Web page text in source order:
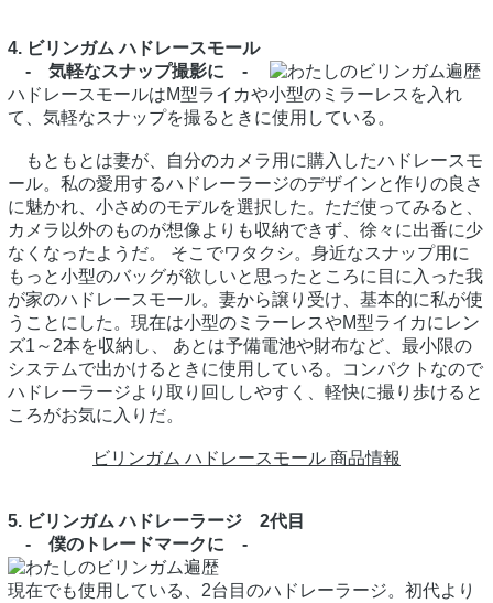
4. ビリンガム ハドレースモール
- 気軽なスナップ撮影に -
ハドレースモールはM型ライカや小型のミラーレスを入れ
て、気軽なスナップを撮るときに使用している。
もともとは妻が、自分のカメラ用に購入したハドレースモ
ール。私の愛用するハドレーラージのデザインと作りの良さ
に魅かれ、小さめのモデルを選択した。ただ使ってみると、
カメラ以外のものが想像よりも収納できず、徐々に出番に少
なくなったようだ。 そこでワタクシ。身近なスナップ用に
もっと小型のバッグが欲しいと思ったところに目に入った我
が家のハドレースモール。妻から譲り受け、基本的に私が使
うことにした。現在は小型のミラーレスやM型ライカにレン
ズ1～2本を収納し、 あとは予備電池や財布など、最小限の
システムで出かけるときに使用している。コンパクトなので
ハドレーラージより取り回ししやすく、軽快に撮り歩けると
ころがお気に入りだ。
ビリンガム ハドレースモール 商品情報
5. ビリンガム ハドレーラージ 2代目
- 僕のトレードマークに -
現在でも使用している、2台目のハドレーラージ。初代より